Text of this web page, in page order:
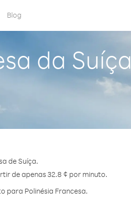
Blog
da Suíça
de Suíça.
de apenas 32.8 ¢ por minuto.
para Polinésia Francesa.